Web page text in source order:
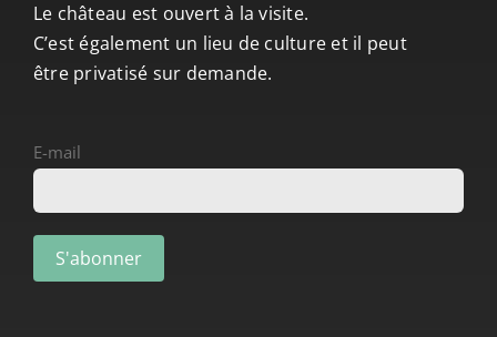
Le château est ouvert à la visite.
C’est également un lieu de culture et il peut
être privatisé sur demande.
E-mail